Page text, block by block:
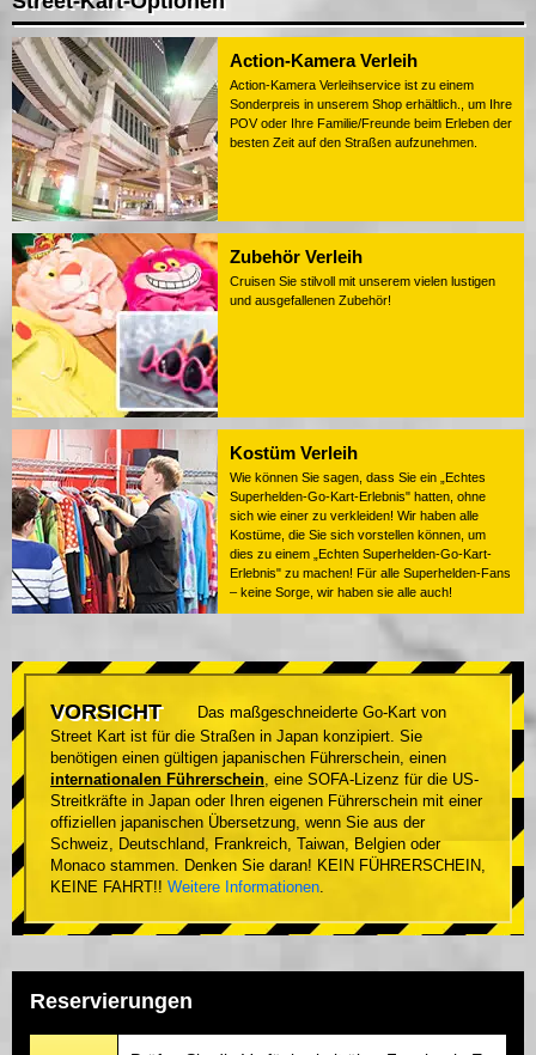
Action-Kamera Verleih
Action-Kamera Verleihservice ist zu einem
Sonderpreis in unserem Shop erhältlich., um Ihre
POV oder Ihre Familie/Freunde beim Erleben der
besten Zeit auf den Straßen aufzunehmen.
Zubehör Verleih
Cruisen Sie stilvoll mit unserem vielen lustigen
und ausgefallenen Zubehör!
Kostüm Verleih
Wie können Sie sagen, dass Sie ein „Echtes
Superhelden-Go-Kart-Erlebnis" hatten, ohne
sich wie einer zu verkleiden! Wir haben alle
Kostüme, die Sie sich vorstellen können, um
dies zu einem „Echten Superhelden-Go-Kart-
Erlebnis" zu machen! Für alle Superhelden-Fans
– keine Sorge, wir haben sie alle auch!
VORSICHT
Das maßgeschneiderte Go-Kart von
Street Kart ist für die Straßen in Japan konzipiert. Sie
benötigen einen gültigen japanischen Führerschein, einen
internationalen Führerschein, eine SOFA-Lizenz für die US-
Streitkräfte in Japan oder Ihren eigenen Führerschein mit einer
offiziellen japanischen Übersetzung, wenn Sie aus der
Schweiz, Deutschland, Frankreich, Taiwan, Belgien oder
Monaco stammen. Denken Sie daran! KEIN FÜHRERSCHEIN,
KEINE FAHRT!! Weitere Informationen.
Reservierungen